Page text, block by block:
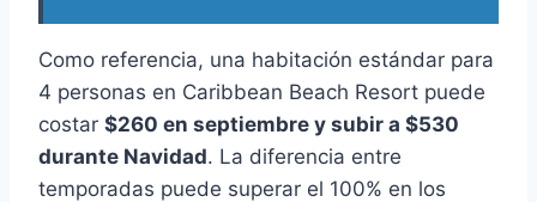
Como referencia, una habitación estándar para
4 personas en Caribbean Beach Resort puede
costar $260 en septiembre y subir a $530
durante Navidad. La diferencia entre
temporadas puede superar el 100% en los